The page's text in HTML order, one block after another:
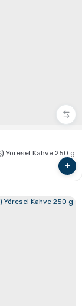
Yöresel Kahve 250 g